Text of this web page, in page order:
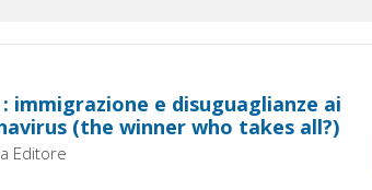
immigrazione e disuguaglianze ai
(the winner who takes all?)
Editore